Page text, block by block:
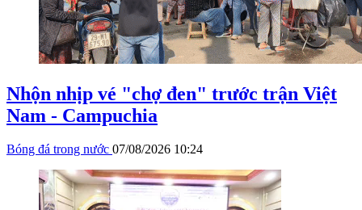
Nhộn nhịp vé "chợ đen" trước trận Việt
Nam - Campuchia
Bóng đá trong nước 07/08/2026 10:24